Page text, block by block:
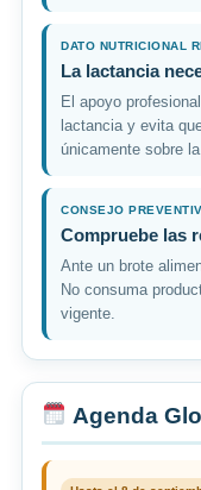
DATO NUTRICIONAL
La lactancia
El apoyo
lactancia y evita
únicamente sobre la
CONSEJO
Compruebe las
Ante un brote
No consuma
vigente.
Agenda